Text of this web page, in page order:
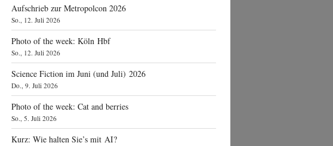
Aufschrieb zur Metropolcon 2026
So., 12. Juli 2026
Photo of the week: Köln Hbf
So., 12. Juli 2026
Science Fiction im Juni (und Juli) 2026
Do., 9. Juli 2026
Photo of the week: Cat and berries
So., 5. Juli 2026
Kurz: Wie halten Sie’s mit AI?